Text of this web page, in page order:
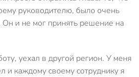
руководителю, было очень
и не мог принять решение на
уехал в другой регион. У меня
и каждому своему сотруднику я